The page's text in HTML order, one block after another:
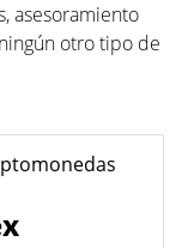
asesoramiento
otro tipo de